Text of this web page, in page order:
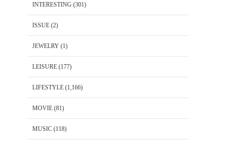
INTERESTING (301)
ISSUE (2)
JEWELRY (1)
LEISURE (177)
LIFESTYLE (1,166)
MOVIE (81)
MUSIC (118)